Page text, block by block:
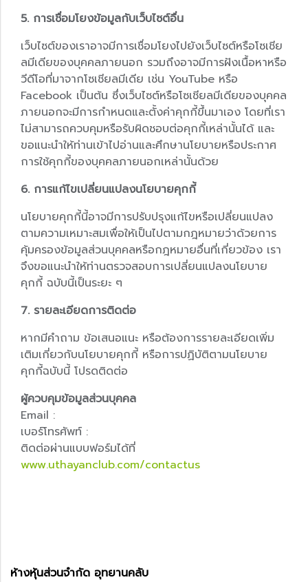
5. การเชื่อมโยงข้อมูลกับเว็บไซต์อื่น
เว็บไซต์ของเราอาจมีการเชื่อมโยงไปยังเว็บไซต์หรือโซเชีย
ลมีเดียของบุคคลภายนอก รวมถึงอาจมีการฝังเนื้อหาหรือ
วีดีโอที่มาจากโซเชียลมีเดีย เช่น YouTube หรือ
Facebook เป็นต้น ซึ่งเว็บไซต์หรือโซเชียลมีเดียของบุคคล
ภายนอกจะมีการกำหนดและตั้งค่าคุกกี้ขึ้นมาเอง โดยที่เรา
ไม่สามารถควบคุมหรือรับผิดชอบต่อคุกกี้เหล่านั้นได้ และ
ขอแนะนำให้ท่านเข้าไปอ่านและศึกษานโยบายหรือประกาศ
การใช้คุกกี้ของบุคคลภายนอกเหล่านั้นด้วย
6. การแก้ไขเปลี่ยนแปลงนโยบายคุกกี้
นโยบายคุกกี้นี้อาจมีการปรับปรุงแก้ไขหรือเปลี่ยนแปลง
ตามความเหมาะสมเพื่อให้เป็นไปตามกฎหมายว่าด้วยการ
คุ้มครองข้อมูลส่วนบุคคลหรือกฎหมายอื่นที่เกี่ยวข้อง เรา
จึงขอแนะนำให้ท่านตรวจสอบการเปลี่ยนแปลงนโยบาย
คุกกี้ ฉบับนี้เป็นระยะ ๆ
7. รายละเอียดการติดต่อ
หากมีคำถาม ข้อเสนอแนะ หรือต้องการรายละเอียดเพิ่ม
เติมเกี่ยวกับนโยบายคุกกี้ หรือการปฏิบัติตามนโยบาย
คุกกี้ฉบับนี้ โปรดติดต่อ
ผู้ควบคุมข้อมูลส่วนบุคคล
Email :
เบอร์โทรศัพท์ :
ติดต่อผ่านแบบฟอร์มได้ที่
www.uthayanclub.com/contactus
ห้างหุ้นส่วนจำกัด อุทยานคลับ